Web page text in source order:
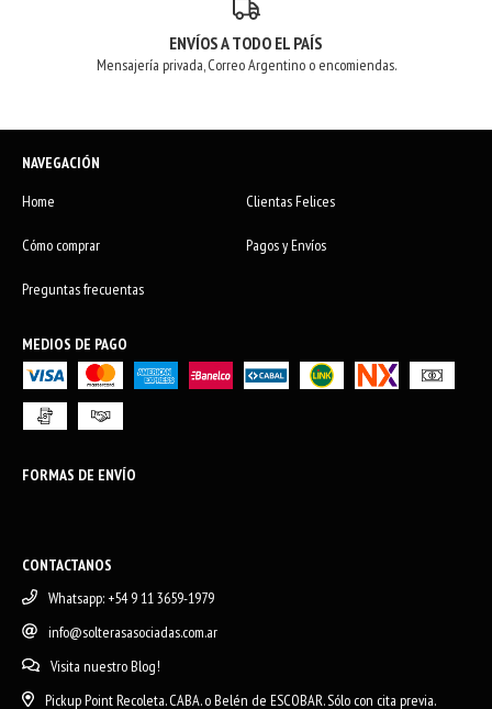
ENVÍOS A TODO EL PAÍS
Mensajería privada, Correo Argentino o encomiendas.
NAVEGACIÓN
Home
Clientas Felices
Cómo comprar Pagos y Envíos
Preguntas frecuentas
MEDIOS DE PAGO
FORMAS DE ENVÍO
CONTACTANOS
Whatsapp: +54 9 11 3659-1979
info@solterasasociadas.com.ar
Visita nuestro Blog!
Pickup Point Recoleta. CABA. o Belén de ESCOBAR. Sólo con cita previa.